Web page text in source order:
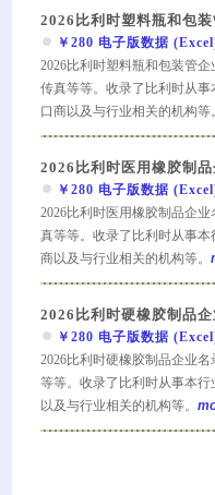
2026比利时塑料瓶和包
￥280 电子版数据
2026比利时塑料瓶和包装管
传真等等。收录了比利时从
口商以及与行业相关的机构等
2026比利时医用橡胶制
￥280 电子版数据
2026比利时医用橡胶制品企
真等等。收录了比利时从事
商以及与行业相关的机构等。
2026比利时硬橡胶制品
￥280 电子版数据
2026比利时硬橡胶制品企业
等等。收录了比利时从事本
以及与行业相关的机构等。